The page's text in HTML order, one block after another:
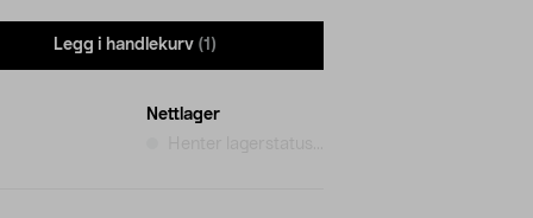
Legg i handlekurv (1)
Nettlager